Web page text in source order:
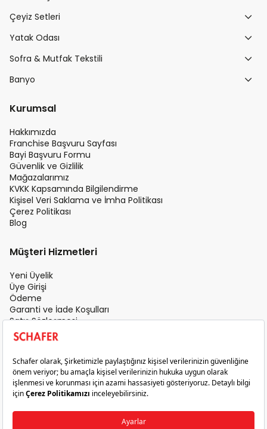
Çeyiz Setleri
Yatak Odası
Sofra & Mutfak Tekstili
Banyo
Kurumsal
Hakkımızda
Franchise Başvuru Sayfası
Bayi Başvuru Formu
Güvenlik ve Gizlilik
Mağazalarımız
KVKK Kapsamında Bilgilendirme
Kişisel Veri Saklama ve İmha Politikası
Çerez Politikası
Blog
Müşteri Hizmetleri
Yeni Üyelik
Üye Girişi
Ödeme
Garanti ve İade Koşulları
Satış Sözleşmesi
Üyelik Sözleşmesi
İletişim
Teslimat Koşulları
Gizlilik ve Güvenlik
Sık Sorulan Sorular
Satış Sonrası Hizmet
© 2026 Schafer. Tüm Hakları Saklıdır.